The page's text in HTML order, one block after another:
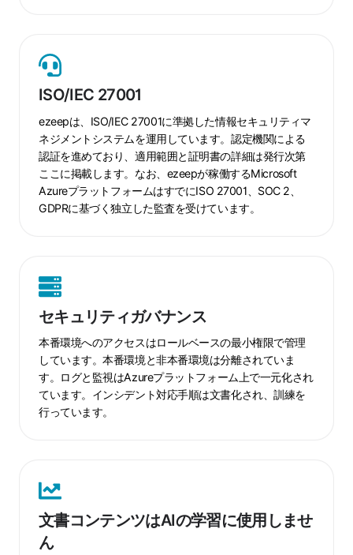
ISO/IEC 27001
ezeepは、ISO/IEC 27001に準拠した情報セキュリティマ
ネジメントシステムを運用しています。認定機関による
認証を進めており、適用範囲と証明書の詳細は発行次第
ここに掲載します。なお、ezeepが稼働するMicrosoft
AzureプラットフォームはすでにISO 27001、SOC 2、
GDPRに基づく独立した監査を受けています。
ISO/IEC
27001
セキュリティガバナンス
本番環境へのアクセスはロールベースの最小権限で管理
しています。本番環境と非本番環境は分離されていま
す。ログと監視はAzureプラットフォーム上で一元化され
ています。インシデント対応手順は文書化され、訓練を
行っています。
セ
ュ
リ
テ
ィ
ガ
バ
文書コンテンツはAIの学習に使用しませ
ん
文
書
コ
ン